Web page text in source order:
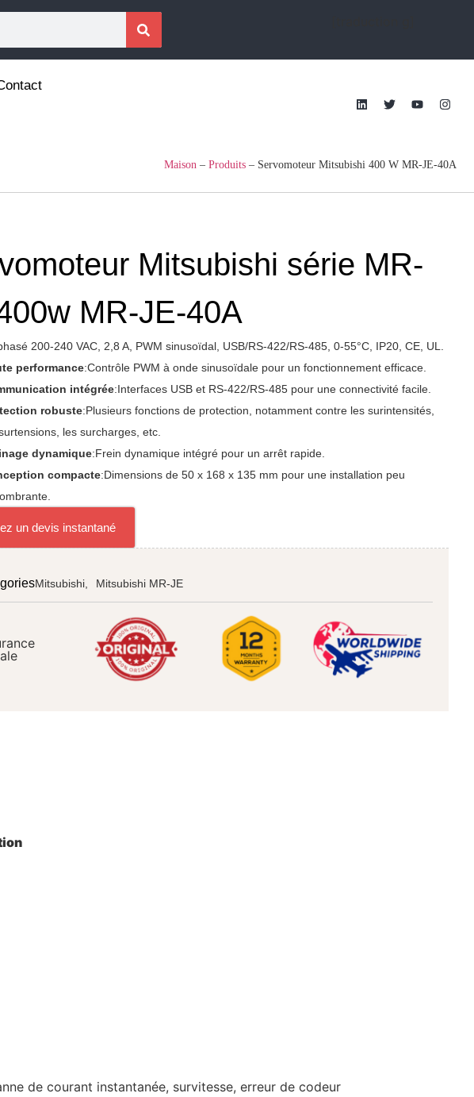
Maison – Produits – Servomoteur Mitsubishi 400 W MR-JE-40A
Mitsubishi série MR-
MR-JE-40A
200-240 VAC, 2,8 A, PWM sinusoïdal, USB/RS-422/RS-485, 0-55°C, IP20, CE, UL.
performance:Contrôle PWM à onde sinusoïdale pour un fonctionnement efficace.
intégrée:Interfaces USB et RS-422/RS-485 pour une connectivité facile.
robuste:Plusieurs fonctions de protection, notamment contre les surintensités,
les surcharges, etc.
dynamique:Frein dynamique intégré pour un arrêt rapide.
compacte:Dimensions de 50 x 168 x 135 mm pour une installation peu
un devis instantané
Mitsubishi, Mitsubishi MR-JE
de courant instantanée, survitesse, erreur de codeur